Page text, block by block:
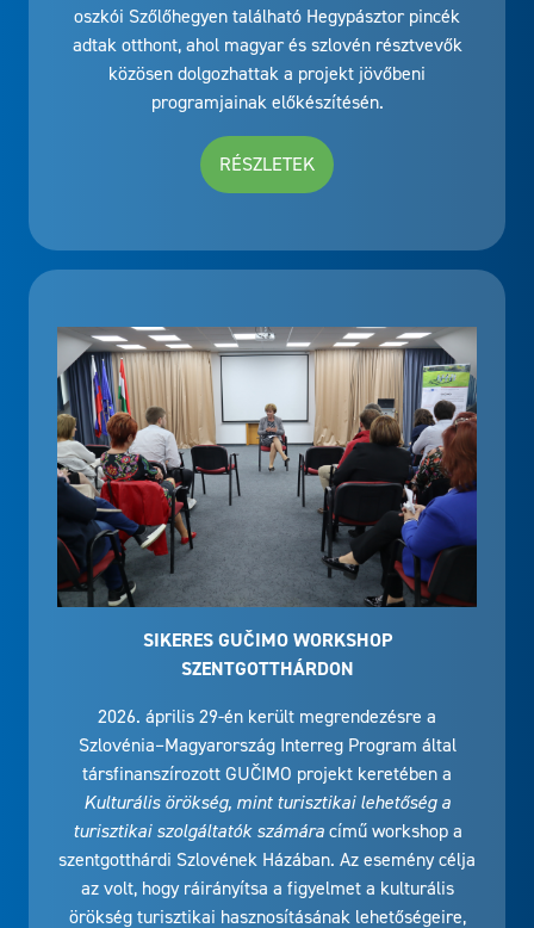
oszkói Szőlőhegyen található Hegypásztor pincék
adtak otthont, ahol magyar és szlovén résztvevők
közösen dolgozhattak a projekt jövőbeni
programjainak előkészítésén.
RÉSZLETEK
SIKERES GUČIMO WORKSHOP
SZENTGOTTHÁRDON
2026. április 29-én került megrendezésre a
Szlovénia–Magyarország Interreg Program által
társfinanszírozott GUČIMO projekt keretében a
Kulturális örökség, mint turisztikai lehetőség a
turisztikai szolgáltatók számáracímű workshop a
szentgotthárdi Szlovének Házában. Az esemény célja
az volt, hogy ráirányítsa a figyelmet a kulturális
örökség turisztikai hasznosításának lehetőségeire,